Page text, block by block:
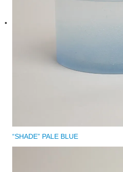
“SHADE” PALE BLUE